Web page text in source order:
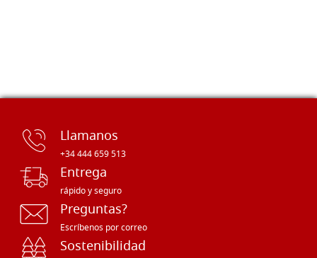
Llamanos
+34 444 659 513
Entrega
rápido y seguro
Preguntas?
Escríbenos por correo
Sostenibilidad